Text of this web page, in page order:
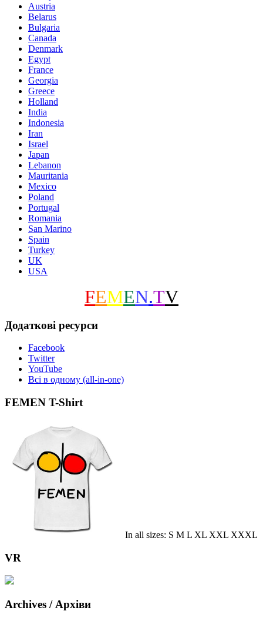
Austria
Belarus
Bulgaria
Canada
Denmark
Egypt
France
Georgia
Greece
Holland
India
Indonesia
Iran
Israel
Japan
Lebanon
Mauritania
Mexico
Poland
Portugal
Romania
San Marino
Spain
Turkey
UK
USA
FEMEN.TV
Додаткові ресурси
Facebook
Twitter
YouTube
Всі в одному (all-in-one)
FEMEN T-Shirt
In all sizes: S M L XL XXL XXXL
VR
Archives / Архіви